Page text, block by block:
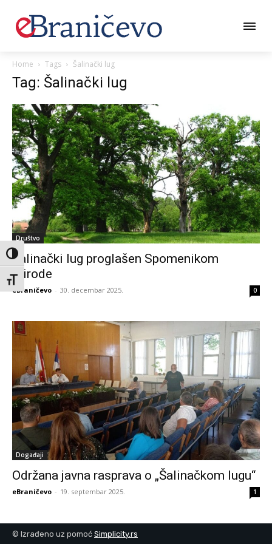
Toggle High Contrast
Toggle Font size
Home Tags Šalinački lug
Tag: Šalinački lug
Društvo
Šalinački lug proglašen Spomenikom
prirode
eBraničevo - 30. decembar 2025. 0
Događaji
Održana javna rasprava o „Šalinačkom lugu“
eBraničevo - 19. septembar 2025. 1
© Izrađeno uz pomoć Simplicity.rs